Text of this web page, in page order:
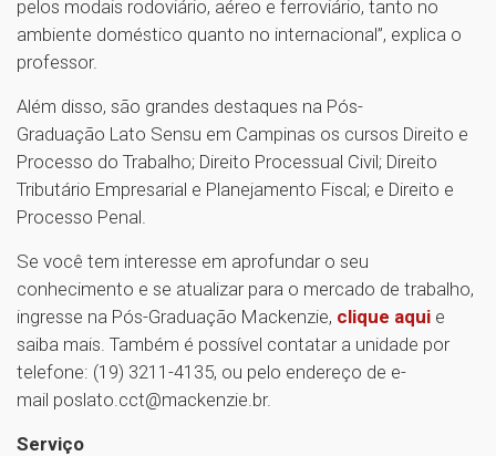
pelos modais rodoviário, aéreo e ferroviário, tanto no
ambiente doméstico quanto no internacional”, explica o
professor.
Além disso, são grandes destaques na Pós-
Graduação Lato Sensu em Campinas os cursos Direito e
Processo do Trabalho; Direito Processual Civil; Direito
Tributário Empresarial e Planejamento Fiscal; e Direito e
Processo Penal.
Se você tem interesse em aprofundar o seu
conhecimento e se atualizar para o mercado de trabalho,
ingresse na Pós-Graduação Mackenzie, clique aqui e
saiba mais. Também é possível contatar a unidade por
telefone: (19) 3211-4135, ou pelo endereço de e-
mail poslato.cct@mackenzie.br.
Serviço